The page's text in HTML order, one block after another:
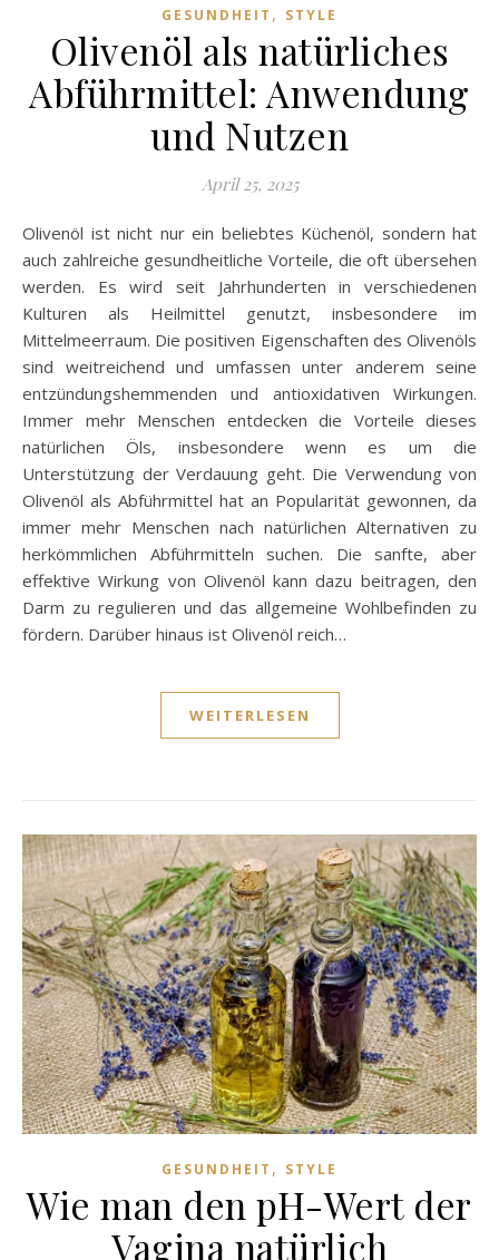
GESUNDHEIT , STYLE
Olivenöl als natürliches
Abführmittel: Anwendung
und Nutzen
April 25, 2025
Olivenöl ist nicht nur ein beliebtes Küchenöl, sondern hat
auch zahlreiche gesundheitliche Vorteile, die oft übersehen
werden. Es wird seit Jahrhunderten in verschiedenen
Kulturen als Heilmittel genutzt, insbesondere im
Mittelmeerraum. Die positiven Eigenschaften des Olivenöls
sind weitreichend und umfassen unter anderem seine
entzündungshemmenden und antioxidativen Wirkungen.
Immer mehr Menschen entdecken die Vorteile dieses
natürlichen Öls, insbesondere wenn es um die
Unterstützung der Verdauung geht. Die Verwendung von
Olivenöl als Abführmittel hat an Popularität gewonnen, da
immer mehr Menschen nach natürlichen Alternativen zu
herkömmlichen Abführmitteln suchen. Die sanfte, aber
effektive Wirkung von Olivenöl kann dazu beitragen, den
Darm zu regulieren und das allgemeine Wohlbefinden zu
fördern. Darüber hinaus ist Olivenöl reich…
WEITERLESEN
GESUNDHEIT , STYLE
Wie man den pH-Wert der
Vagina natürlich